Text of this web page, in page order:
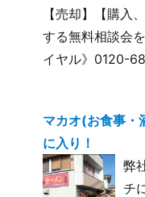
【売却】【購入
する無料相談会
イヤル》0120-
マカオ(お食事・
に入り！
弊
チ